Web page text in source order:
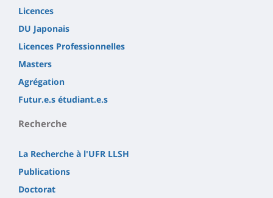
Licences
DU Japonais
Licences Professionnelles
Masters
Agrégation
Futur.e.s étudiant.e.s
Recherche
La Recherche à l'UFR LLSH
Publications
Doctorat